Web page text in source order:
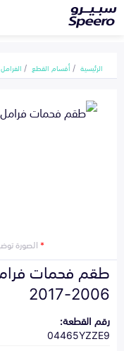
الرئيسية أقسام القطع
*الصورة
طقم فحمات
2006-2017
رقم القطعة:
04465YZZE9